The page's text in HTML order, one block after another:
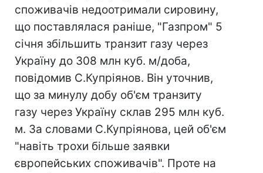
споживачів недоотримали сировину,
що поставлялася раніше, "Газпром" 5
січня збільшить транзит газу через
Україну до 308 млн куб. м/доба,
повідомив С.Купріянов. Він уточнив,
що за минулу добу об'єм транзиту
газу через Україну склав 295 млн куб.
м. За словами С.Купріянова, цей об'єм
"навіть трохи більше заявки
європейських споживачів". Проте на